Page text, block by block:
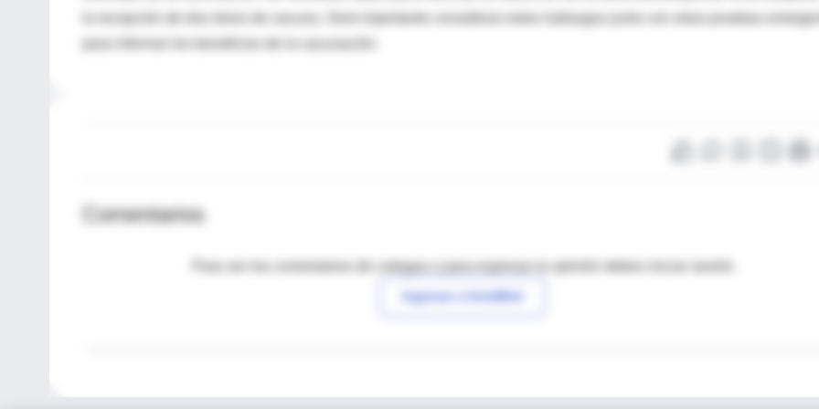
la recepción de dos dosis de vacuna. Será importante considerar estos hallazgos junto con otras pruebas
Comentarios
Para ver los comentarios de colegas o para expresar tu opinión debes iniciar sesión
Ingresar a IntraMed